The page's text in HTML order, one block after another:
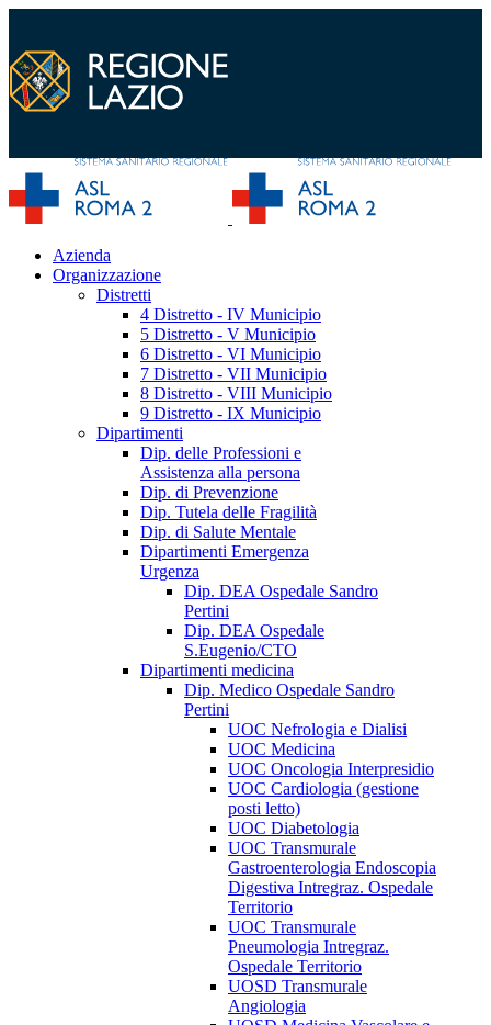
Azienda
Organizzazione
Distretti
4 Distretto - IV Municipio
5 Distretto - V Municipio
6 Distretto - VI Municipio
7 Distretto - VII Municipio
8 Distretto - VIII Municipio
9 Distretto - IX Municipio
Dipartimenti
Dip. delle Professioni e
Assistenza alla persona
Dip. di Prevenzione
Dip. Tutela delle Fragilità
Dip. di Salute Mentale
Dipartimenti Emergenza
Urgenza
Dip. DEA Ospedale Sandro
Pertini
Dip. DEA Ospedale
S.Eugenio/CTO
Dipartimenti medicina
Dip. Medico Ospedale Sandro
Pertini
UOC Nefrologia e Dialisi
UOC Medicina
UOC Oncologia Interpresidio
UOC Cardiologia (gestione
posti letto)
UOC Diabetologia
UOC Transmurale
Gastroenterologia Endoscopia
Digestiva Intregraz. Ospedale
Territorio
UOC Transmurale
Pneumologia Intregraz.
Ospedale Territorio
UOSD Transmurale
Angiologia